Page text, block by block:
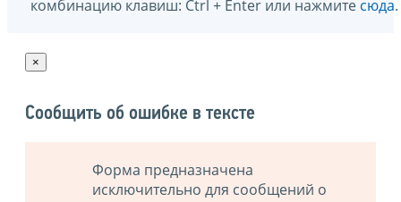
комбинацию клавиш: Ctrl + Enter или нажмите сюда.
×
Сообщить об ошибке в тексте
Форма предназначена
исключительно для сообщений о